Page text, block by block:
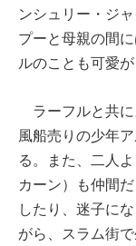
ンシュリー・ジ
プーと母親の間
ルのことも可愛が
ラーフルと共に
風船売りの少年
る。また、二人
カーン）も仲間
したり、迷子に
がら、スラム街で